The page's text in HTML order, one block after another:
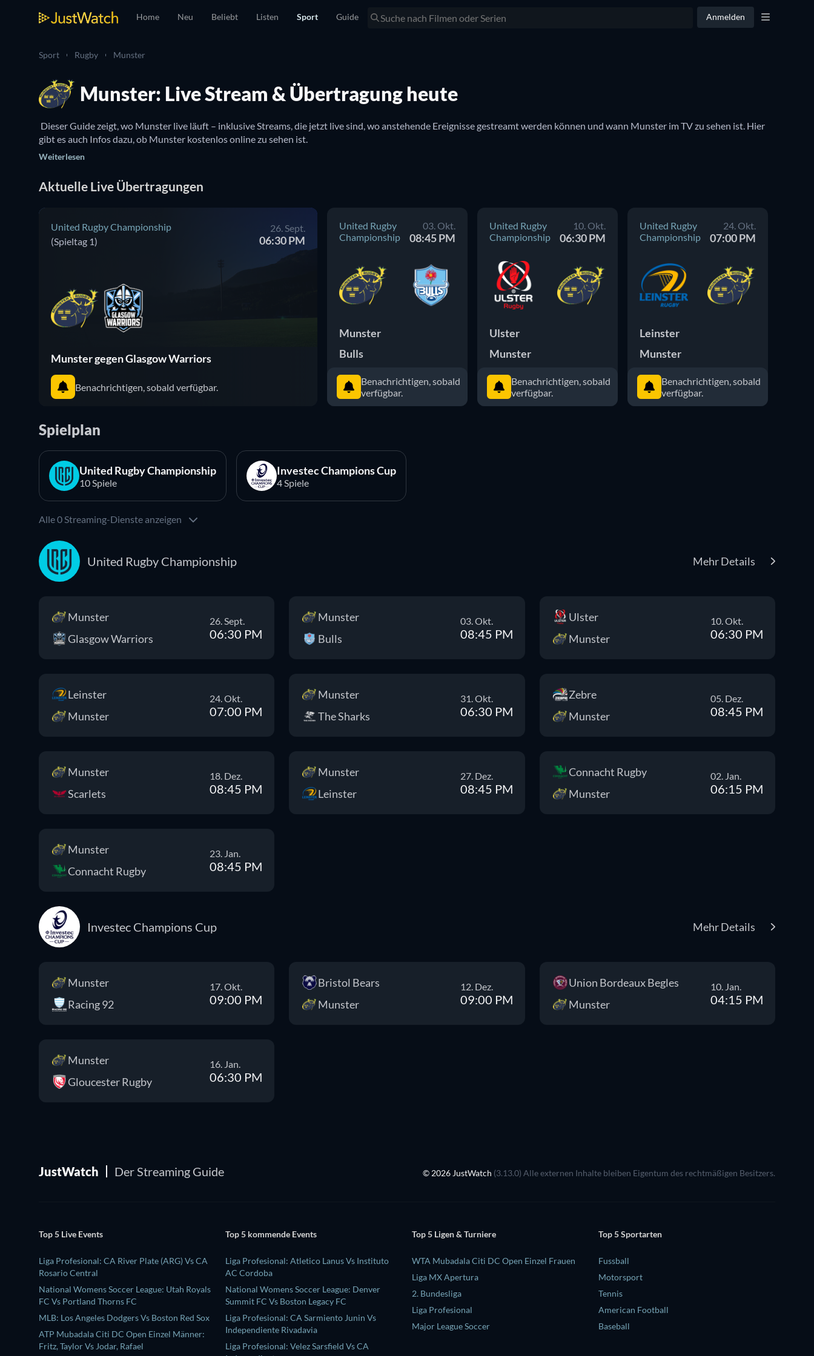
Home Neu Beliebt Listen Sport Guide Anmelden
Sport Rugby Munster
Munster: Live Stream & Übertragung heute
Dieser Guide zeigt, wo Munster live läuft – inklusive Streams, die jetzt live sind, wo anstehende Ereignisse gestreamt werden können und wann Munster im TV zu sehen ist. Hier
Weiterlesen
Aktuelle Live Übertragungen
United Rugby Championship
(Spieltag 1)
26. Sept.
06:30 PM
Munster gegen Glasgow Warriors
Benachrichtigen, sobald verfügbar.
United Rugby
Championship
03. Okt.
08:45 PM
Munster
Bulls
Benachrichtigen, sobald
verfügbar.
United Rugby
Championship
10. Okt.
06:30 PM
Ulster
Munster
Benachrichtigen, sobald
verfügbar.
United Rugby
Championship
24. Okt.
07:00 PM
Leinster
Munster
Benachrichtigen, sobald
verfügbar.
Spielplan
United Rugby Championship
10 Spiele
Investec Champions Cup
4 Spiele
Alle 0 Streaming-Dienste anzeigen
United Rugby Championship Mehr Details
Munster
Glasgow Warriors
26. Sept.
06:30 PM
Munster
Bulls
03. Okt.
08:45 PM
Ulster
Munster
10. Okt.
06:30 PM
Leinster
Munster
24. Okt.
07:00 PM
Munster
The Sharks
31. Okt.
06:30 PM
Zebre
Munster
05. Dez.
08:45 PM
Munster
Scarlets
18. Dez.
08:45 PM
Munster
Leinster
27. Dez.
08:45 PM
Connacht Rugby
Munster
02. Jan.
06:15 PM
Munster
Connacht Rugby
23. Jan.
08:45 PM
Investec Champions Cup Mehr Details
Munster
Racing 92
17. Okt.
09:00 PM
Bristol Bears
Munster
12. Dez.
09:00 PM
Union Bordeaux Begles
Munster
10. Jan.
04:15 PM
Munster
Gloucester Rugby
16. Jan.
06:30 PM
JustWatch Der Streaming Guide © 2026 JustWatch (3.13.0) Alle externen Inhalte bleiben Eigentum des rechtmäßigen Besitzers.
Top 5 Live Events
Liga Profesional: CA River Plate (ARG) Vs CA
Rosario Central
National Womens Soccer League: Utah Royals
FC Vs Portland Thorns FC
MLB: Los Angeles Dodgers Vs Boston Red Sox
ATP Mubadala Citi DC Open Einzel Männer:
Fritz, Taylor Vs Jodar, Rafael
Top 5 kommende Events
Liga Profesional: Atletico Lanus Vs Instituto
AC Cordoba
National Womens Soccer League: Denver
Summit FC Vs Boston Legacy FC
Liga Profesional: CA Sarmiento Junin Vs
Independiente Rivadavia
Liga Profesional: Velez Sarsfield Vs CA
Top 5 Ligen & Turniere
WTA Mubadala Citi DC Open Einzel Frauen
Liga MX Apertura
2. Bundesliga
Liga Profesional
Major League Soccer
Top 5 Sportarten
Fussball
Motorsport
Tennis
American Football
Baseball